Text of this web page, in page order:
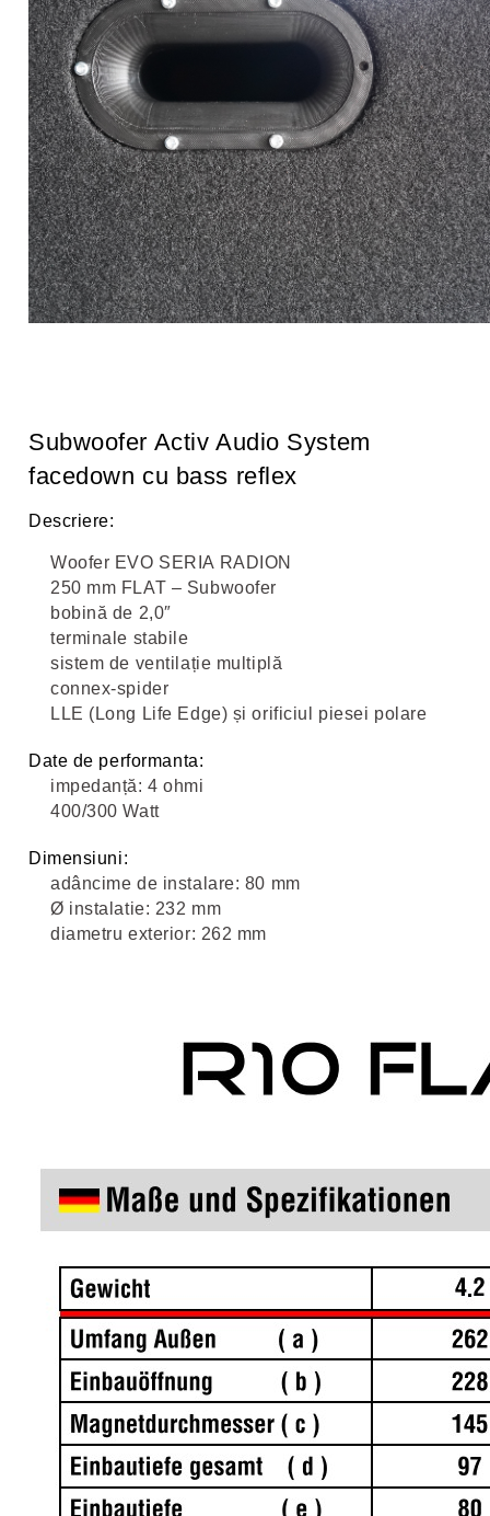
Subwoofer Activ Audio System
facedown cu bass reflex
Descriere:
Woofer EVO SERIA RADION
250 mm FLAT – Subwoofer
bobină de 2,0″
terminale stabile
sistem de ventilație multiplă
connex-spider
LLE (Long Life Edge) și orificiul piesei polare
Date de performanta:
impedanță: 4 ohmi
400/300 Watt
Dimensiuni:
adâncime de instalare: 80 mm
Ø instalatie: 232 mm
diametru exterior: 262 mm